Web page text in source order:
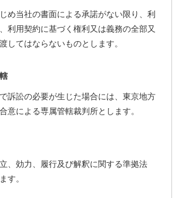
め当社の書面による承諾がない限り、利
利用契約に基づく権利又は義務の全部又
してはならないものとします。
訴訟の必要が生じた場合には、東京地方
意による専属管轄裁判所とします。
、効力、履行及び解釈に関する準拠法
す。